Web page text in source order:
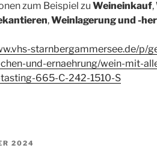
zum Beispiel zu Weineinkauf,
,Weinlagerung und -
starnbergammersee.de/p/
und-ernaehrung/wein-mit-
665-C-242-1510-S
2024